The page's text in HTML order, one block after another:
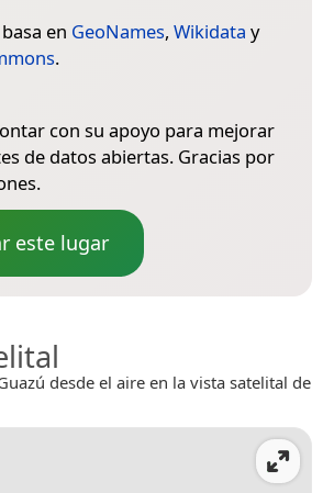
en GeoNames, Wikidata y
.
con su apoyo para mejorar
de datos abiertas. Gracias por
este lugar
desde el aire en la vista satelital de